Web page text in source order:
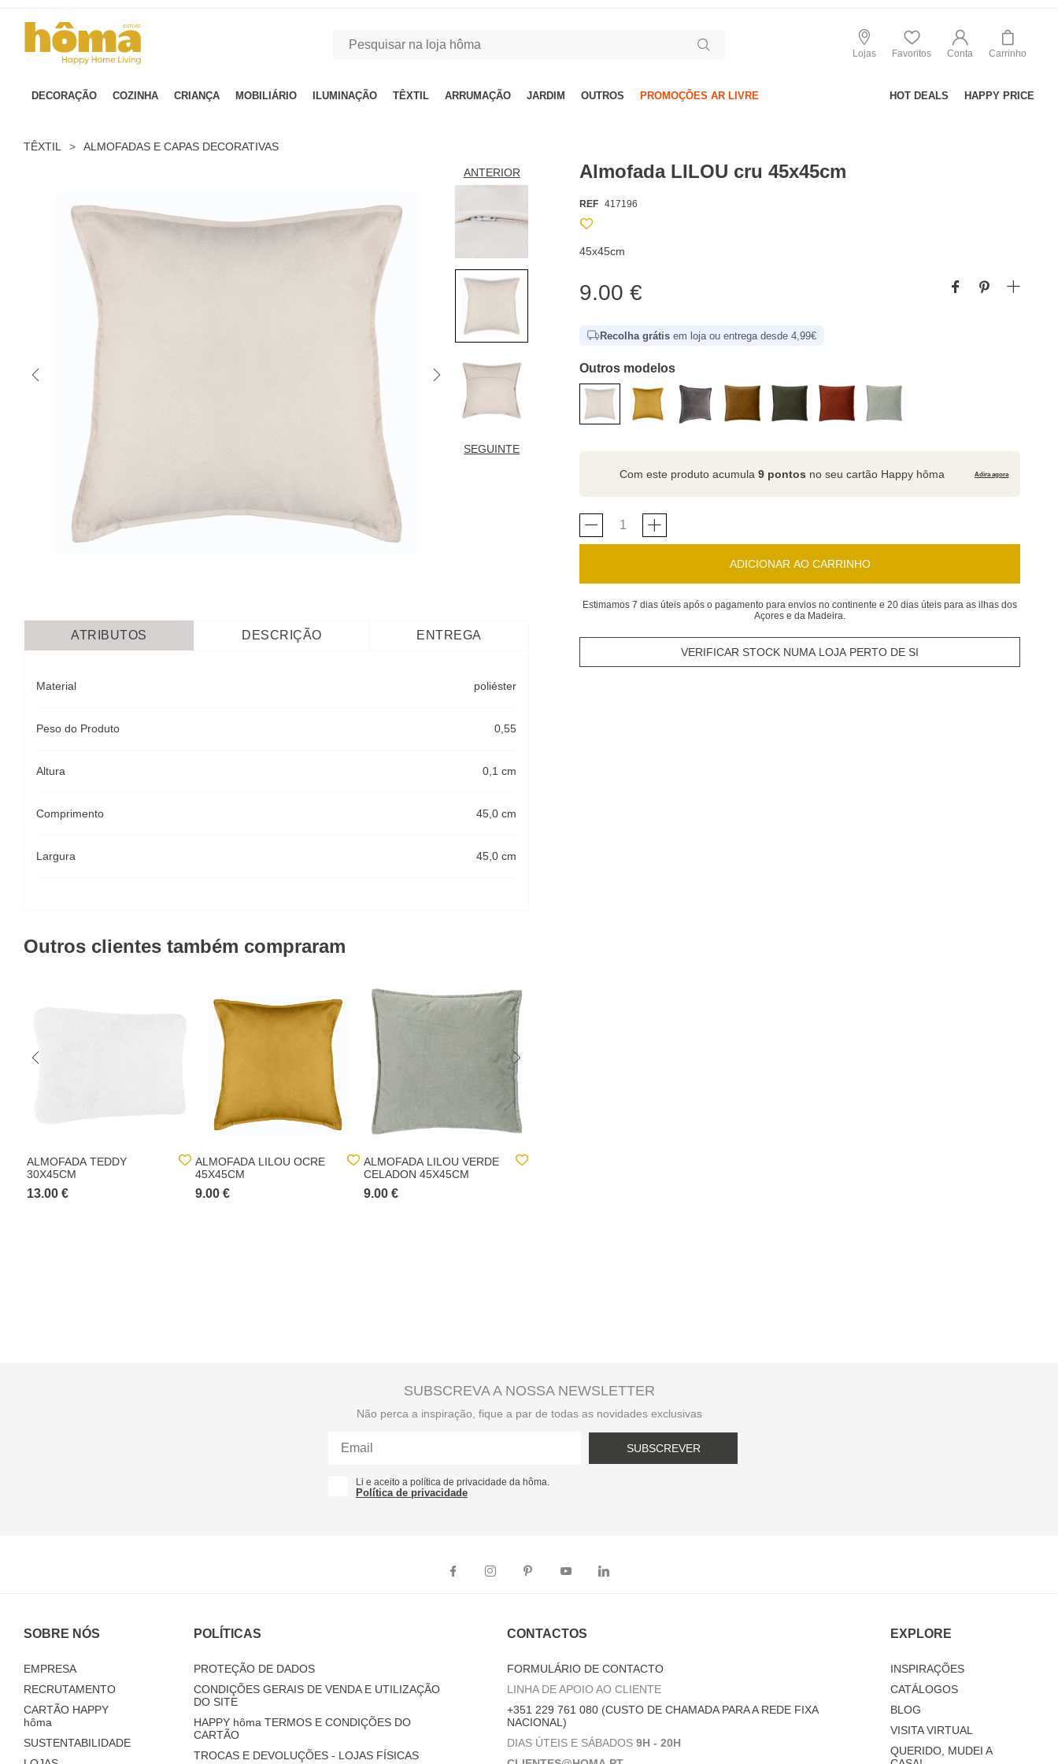
Lojas Favoritos Conta Carrinho
DECORAÇÃO COZINHA CRIANÇA MOBILIÁRIO ILUMINAÇÃO TÊXTIL ARRUMAÇÃO JARDIM OUTROS PROMOÇÕES AR LIVRE HOT DEALS HAPPY PRICE
TÊXTIL > ALMOFADAS E CAPAS DECORATIVAS
ANTERIOR
SEGUINTE
Almofada LILOU cru 45x45cm
REF 417196
45x45cm
9.00 €
Recolha grátis em loja ou entrega desde 4,99€
Outros modelos
Com este produto acumula9 pontos no seu cartão Happy hôma Adira agora
ADICIONAR AO CARRINHO
Estimamos 7 dias úteis após o pagamento para envios no continente e 20 dias úteis para as ilhas dos
Açores e da Madeira.
VERIFICAR STOCK NUMA LOJA PERTO DE SI
ATRIBUTOS DESCRIÇÃO ENTREGA
Material poliéster
Peso do Produto 0,55
Altura 0,1 cm
Comprimento 45,0 cm
Largura 45,0 cm
Outros clientes também compraram
ALMOFADA TEDDY
30X45CM
13.00 €
ALMOFADA LILOU OCRE
45X45CM
9.00 €
ALMOFADA LILOU VERDE
CELADON 45X45CM
9.00 €
SUBSCREVA A NOSSA NEWSLETTER
Não perca a inspiração, fique a par de todas as novidades exclusivas
SUBSCREVER
Li e aceito a política de privacidade da hôma.
Política de privacidade
SOBRE NÓS
EMPRESA
RECRUTAMENTO
CARTÃO HAPPY
hôma
SUSTENTABILIDADE
POLÍTICAS
PROTEÇÃO DE DADOS
CONDIÇÕES GERAIS DE VENDA E UTILIZAÇÃO
DO SITE
HAPPY hôma TERMOS E CONDIÇÕES DO
CARTÃO
TROCAS E DEVOLUÇÕES - LOJAS FÍSICAS
CONTACTOS
FORMULÁRIO DE CONTACTO
LINHA DE APOIO AO CLIENTE
+351 229 761 080 (CUSTO DE CHAMADA PARA A REDE FIXA
NACIONAL)
DIAS ÚTEIS E SÁBADOS 9H - 20H
EXPLORE
INSPIRAÇÕES
CATÁLOGOS
BLOG
VISITA VIRTUAL
QUERIDO, MUDEI A